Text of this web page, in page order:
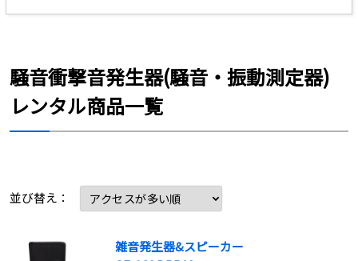
騒音衝撃音発生器(騒音・振動測定器)
レンタル商品一覧
並び替え：
雑音発生器&スピーカー